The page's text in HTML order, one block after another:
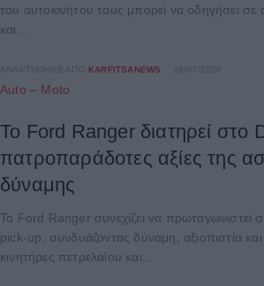
του αυτοκινήτου τους μπορεί να οδηγήσει σε
και...
KARFITSANEWS
Auto – Moto
Το Ford Ranger διατηρεί στο
πατροπαράδοτες αξίες της
δύναμης
Το Ford Ranger συνεχίζει να πρωταγωνιστεί
pick-up, συνδυάζοντας δύναμη, αξιοπιστία και
κινητήρες πετρελαίου και...